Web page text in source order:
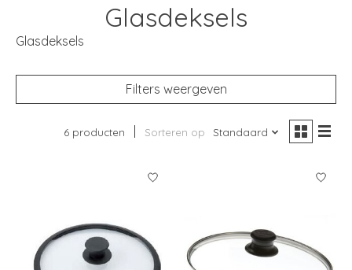
Glasdeksels
Glasdeksels
Filters weergeven
6 producten Sorteren op Standaard